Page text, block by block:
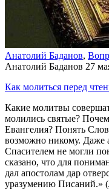
Анатолий Баданов,
Анатолий Баданов 27
Как молиться перед
Какие молитвы
молились святые?
Евангелия? Понять
возможно никому. Даже
Спасителем не могли
сказано, что для
дал апостолам дар
уразумению Писаний.»